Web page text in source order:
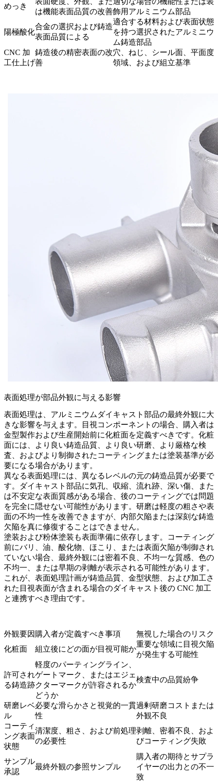
めっき
は機能表面品質の改善飾用アルミニウム部品
陽極酸化
合金の選択および鋳造
表面品質による
適合する材料および表面状態
を持つ選択されたアルミニウ
ム鋳造部品
CNC 加
工仕上げ
鋳造後の精密表面の改
善
穴、ねじ、シール面、平面度
領域、および組立基準
表面処理が部品外観に与える影響
表面処理は、アルミニウムダイキャスト部品の最終外観に大
きな影響を与えます。目視コンポーネントの場合、購入者は
金型製作および生産開始前に化粧面を定義すべきです。化粧
面には、より良い鋳造品質、より良い研磨、より厳格な検
査、およびより制御されたコーティングまたは塗装基準が必
要になる場合があります。
異なる表面処理には、異なるレベルの元の鋳造品質が必要で
す。ダイキャスト部品に気孔、収縮、流れ跡、深い傷、また
は不安定な表面質感がある場合、後のコーティングでは問題
を完全に隠せない可能性があります。研磨は軽度の粗さや表
面の不均一性を改善できますが、内部欠陥または深刻な鋳造
欠陥を真に修復することはできません。
塗装および粉体塗装も表面準備に依存します。コーティング
前にバリ、油、酸化物、ほこり、または表面欠陥が制御され
ていない場合、最終外観には密着不良、不均一な質感、色の
不均一、または早期の剥離が表示される可能性があります。
これが、表面処理計画が鋳造品質、金型状態、および加工さ
れた目視表面が含まれる場合のダイキャスト後の CNC 加工
と連携すべき理由です。
外観要因購入者が定義すべき事項
無視した場合のリスク
化粧面
組立後にどの面が目視可能か
重要な領域に目視欠陥
が発生する可能性
許可され
る鋳造跡
軽度のパーティングライン、
ゲートマーク、またはエジェ
クターマークが許容されるか
どうか
検査中の品質紛争
研磨レベ
ル
必要な滑らかさと視覚的一貫
性
過剰研磨コストまたは
外観不良
コーティ
ング表面
状態
清潔度、粗さ、および前処理
の必要性
剥離、密着不良、およ
びコーティング失敗
サンプル
承認
最終外観の参照サンプル
購入者の期待とサプラ
イヤーの出力との不一
致